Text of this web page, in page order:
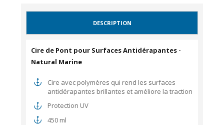
DESCRIPTION
Cire de Pont pour Surfaces Antidérapantes -
Natural Marine
Cire avec polymères qui rend les surfaces
antidérapantes brillantes et améliore la traction
Protection UV
450 ml